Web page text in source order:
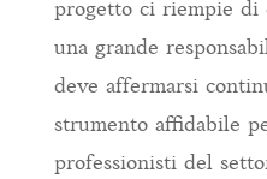
progetto ci riempie di
una grande
deve affermarsi
strumento affidabile
professionisti del